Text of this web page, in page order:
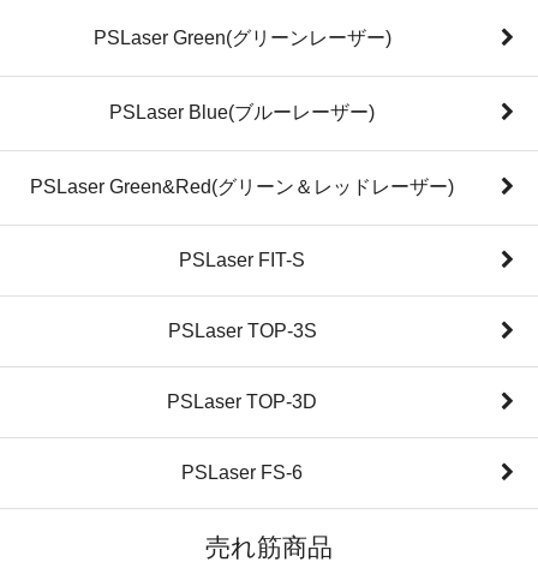
PSLaser Green(グリーンレーザー)
PSLaser Blue(ブルーレーザー)
PSLaser Green&Red(グリーン＆レッドレーザー)
PSLaser FIT-S
PSLaser TOP-3S
PSLaser TOP-3D
PSLaser FS-6
売れ筋商品